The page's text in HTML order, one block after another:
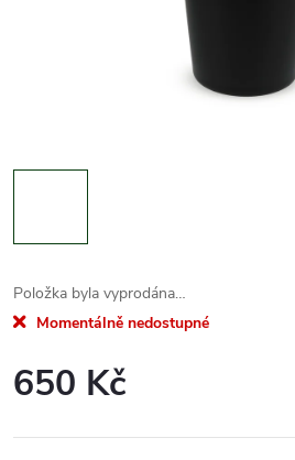
Položka byla vyprodána…
Momentálně nedostupné
650 Kč
cena: